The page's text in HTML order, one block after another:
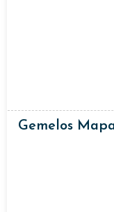
Gemelos